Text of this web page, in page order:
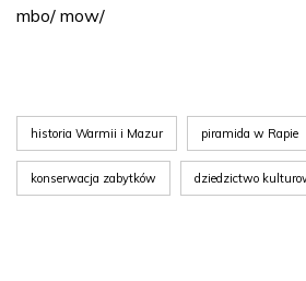
mbo/ mow/
historia Warmii i Mazur piramida w Rapie
konserwacja zabytków dziedzictwo